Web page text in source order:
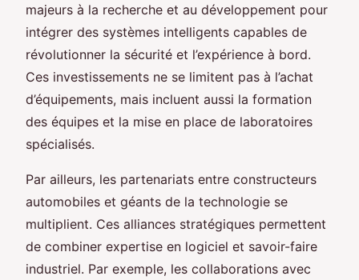
majeurs à la recherche et au développement pour
intégrer des systèmes intelligents capables de
révolutionner la sécurité et l’expérience à bord.
Ces investissements ne se limitent pas à l’achat
d’équipements, mais incluent aussi la formation
des équipes et la mise en place de laboratoires
spécialisés.
Par ailleurs, les partenariats entre constructeurs
automobiles et géants de la technologie se
multiplient. Ces alliances stratégiques permettent
de combiner expertise en logiciel et savoir-faire
industriel. Par exemple, les collaborations avec